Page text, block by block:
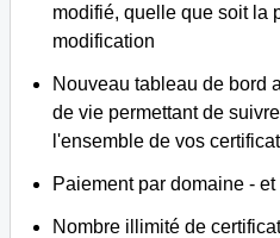
modifié, quelle que soit la
modification
Nouveau tableau de bord
de vie permettant de
l'ensemble de vos
Paiement par domaine -
Nombre illimité de